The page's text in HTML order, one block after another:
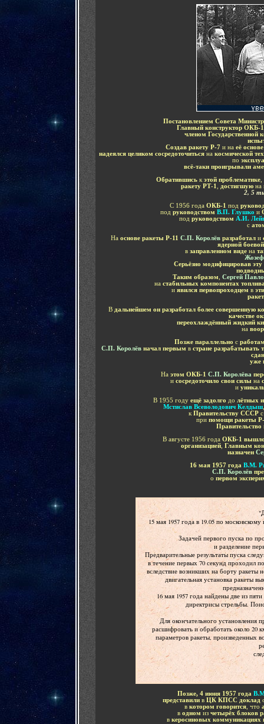
Постановлением Совета
Главный конструктор ОКБ-
членом Государственной
Создав ракету Р-7 и наеё
надеялся целиком сосредоточиться на космической
по
всё-таки проигрывали
Обратившись кэтой проблематике,
ракету РТ-1, достигшую на
2, 5
С 1956 года ОКБ-1 под
под руководством В.П. Глушко и
подруководством А.И.
с
На основе ракеты Р-11 С.П. Королёв разработал и
ядерной
в заправленном виде на
Серьёзно модифицировав эту
Таким образом, Сергей
на стабильных компонентах
и явился первопроходцем в
В дальнейшем он разработал более совершенную
качестве
переохлаждённый жидкий
на
Позже параллельно с
С.П. Королёв начал первым встране разрабатывать
уже
На этом ОКБ-1 С.П. Королёва
и сосредоточило свои силы на
и
В 1955 году ещё задолго до лётных
Мстислав Всеволодович Келдыш
кПравительству СССР с
припомощи ракеты Р-
Правительство
В августе 1956 года ОКБ-1
организацией, Главным
назначен
16 мая 1957 года В.М.
С.П. Королёв
о первом
"
15 мая 1957 года в 19.05 по
Задачей первого пуска по
и разделение
Предварительные результаты пуска
в течение первых 70 секунд проходил
вследствие возникших на борту ракеты
двигательная установка ракеты
16 мая 1957 года найдены две из
директрисы стрельбы.
Для окончательного установления
расшифровать и обработать около 20
параметров ракеты, произведенных
Позже, 4 июня 1957 года
представили в ЦК КПСС доклад
вкотором говорится, что
водном из четырёх блоков
в керосиновых коммуникациях